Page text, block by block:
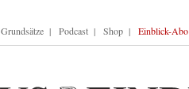
Grundsätze Podcast Shop Einblick-Abo